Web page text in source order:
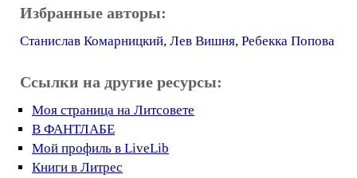
Избранные авторы:
Станислав Комарницкий, Лев Вишня, Ребекка Попова
Ссылки на другие ресурсы:
Моя страница на Литсовете
В ФАНТЛАБЕ
Мой профиль в LiveLib
Книги в Литрес